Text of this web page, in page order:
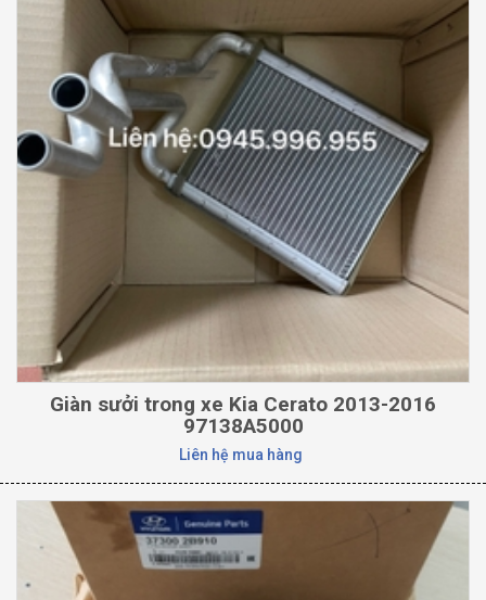
Giàn sưởi trong xe Kia Cerato 2013-2016
97138A5000
Liên hệ mua hàng